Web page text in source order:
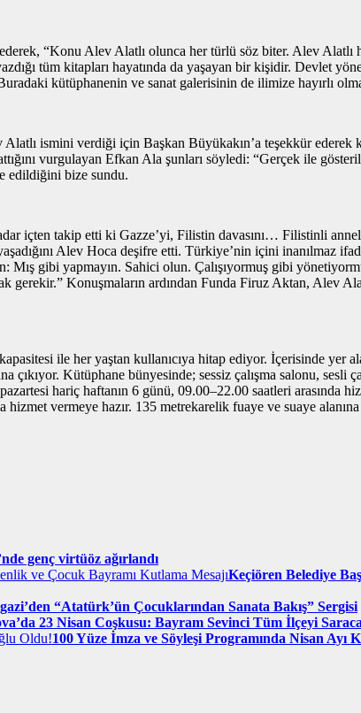
“Konu Alev Alatlı olunca her türlü söz biter. Alev
tüm kitapları hayatında da yaşayan bir kişidir. Devlet
kütüphanenin ve sanat galerisinin de ilimize hayırlı
ismini verdiği için Başkan Büyükakın’a teşekkür ederek
vurgulayan Efkan Ala şunları söyledi: “Gerçek ile
edildiğini bize sundu.
içten takip etti ki Gazze’yi, Filistin davasını… Filistinli
Alev Hoca deşifre etti. Türkiye’nin içini inanılmaz
Mış gibi yapmayın. Sahici olun. Çalışıyormuş gibi
gerekir.” Konuşmaların ardından Funda Firuz Aktan, Alev
ile her yaştan kullanıcıya hitap ediyor. İçerisinde yer
çıkıyor. Kütüphane bünyesinde; sessiz çalışma salonu, sesli
hariç haftanın 6 günü, 09.00–22.00 saatleri arasında
hizmet vermeye hazır. 135 metrekarelik fuaye ve suaye
genç virtüöz ağırlandı
Keçiören Belediye
“Atatürk’ün Çocuklarından Sanata Bakış” Sergisi
23 Nisan Coşkusu: Bayram Sevinci Tüm İlçeyi
100 Yüze İmza ve Söyleşi Programında Nisan Ayı